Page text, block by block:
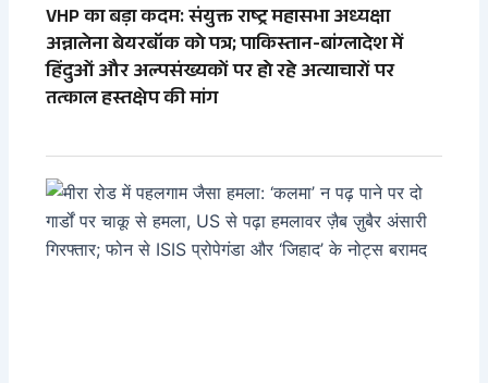
VHP का बड़ा कदम: संयुक्त राष्ट्र महासभा अध्यक्षा
अन्नालेना बेयरबॉक को पत्र; पाकिस्तान-बांग्लादेश में
हिंदुओं और अल्पसंख्यकों पर हो रहे अत्याचारों पर
तत्काल हस्तक्षेप की मांग